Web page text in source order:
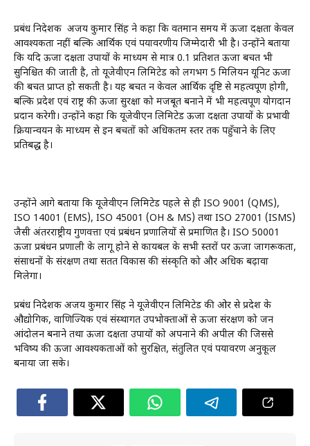
प्रबंध निदेशक अजय कुमार सिंह ने कहा कि वर्तमान समय में ऊर्जा दक्षता केवल
आवश्यकता नहीं बल्कि आर्थिक एवं पर्यावरणीय जिम्मेदारी भी है। उन्होंने बताया
कि यदि ऊर्जा दक्षता उपायों के माध्यम से मात्र 0.1 प्रतिशत ऊर्जा बचत भी
सुनिश्चित की जाती है, तो यूजेवीएन लिमिटेड को लगभग 5 मिलियन यूनिट ऊर्जा
की बचत प्राप्त हो सकती है। यह बचत न केवल आर्थिक दृष्टि से महत्वपूर्ण होगी,
बल्कि प्रदेश एवं राष्ट्र की ऊर्जा सुरक्षा को मजबूत बनाने में भी महत्वपूर्ण योगदान
प्रदान करेगी। उन्होंने कहा कि यूजेवीएन लिमिटेड ऊर्जा दक्षता उपायों के प्रभावी
क्रियान्वयन के माध्यम से इन बचतों को अधिकतम स्तर तक पहुँचाने के लिए
प्रतिबद्ध है।
उन्होंने आगे बताया कि यूजेवीएन लिमिटेड पहले से ही ISO 9001 (QMS),
ISO 14001 (EMS), ISO 45001 (OH & MS) तथा ISO 27001 (ISMS)
जैसी अंतरराष्ट्रीय गुणवत्ता एवं प्रबंधन प्रणालियों से प्रमाणित है। ISO 50001
ऊर्जा प्रबंधन प्रणाली के लागू होने से कार्यबल के सभी स्तरों पर ऊर्जा जागरूकता,
संसाधनों के संरक्षण तथा सतत विकास की संस्कृति को और अधिक बढ़ावा
मिलेगा।
प्रबंध निदेशक अजय कुमार सिंह ने यूजेवीएन लिमिटेड की ओर से प्रदेश के
औद्योगिक, वाणिज्यिक एवं संस्थागत उपभोक्ताओं से ऊर्जा संरक्षण को जन
आंदोलन बनाने तथा ऊर्जा दक्षता उपायों को अपनाने की अपील की जिससे
भविष्य की ऊर्जा आवश्यकताओं को सुरक्षित, संतुलित एवं पर्यावरण अनुकूल
बनाया जा सके।